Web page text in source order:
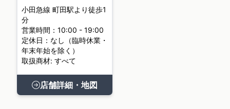
小田急線 町田駅より徒歩1
分
営業時間：10:00 - 19:00
定休日：なし（臨時休業・
年末年始を除く）
取扱商材: すべて
店舗詳細・地図